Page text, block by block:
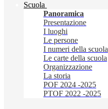
Scuola
Panoramica
Presentazione
I luoghi
Le persone
I numeri della scuola
Le carte della scuola
Organizzazione
La storia
POF 2024 -2025
PTOF 2022 -2025